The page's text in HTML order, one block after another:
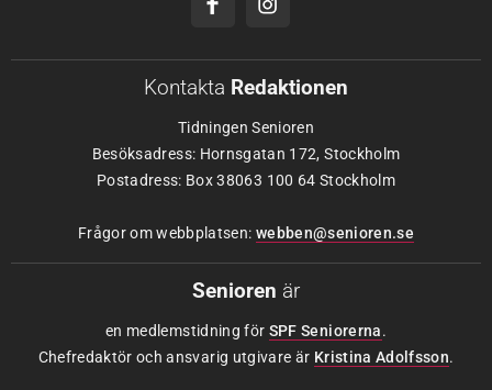
Kontakta Redaktionen
Tidningen Senioren
Besöksadress: Hornsgatan 172, Stockholm
Postadress: Box 38063 100 64 Stockholm
Frågor om webbplatsen: webben@senioren.se
Senioren är
en medlemstidning för SPF Seniorerna.
Chefredaktör och ansvarig utgivare är Kristina Adolfsson.